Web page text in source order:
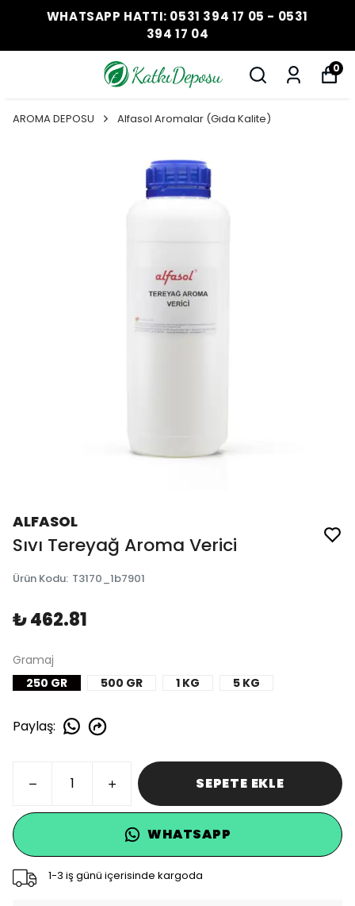
WHATSAPP HATTI: 0531 394 17 05 - 0531
394 17 04
0
AROMA DEPOSU Alfasol Aromalar (Gıda Kalite)
ALFASOL
Sıvı Tereyağ Aroma Verici
Ürün Kodu: T3170_1b7901
₺ 462.81
Gramaj
250 GR
500 GR 1 KG 5 KG
Paylaş:
SEPETE EKLE
WHATSAPP
1-3 iş günü içerisinde kargoda